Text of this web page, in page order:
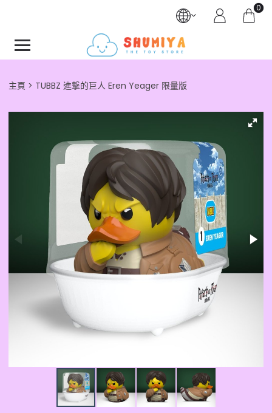
0
主頁 TUBBZ 進撃的巨人 Eren Yeager 限量版